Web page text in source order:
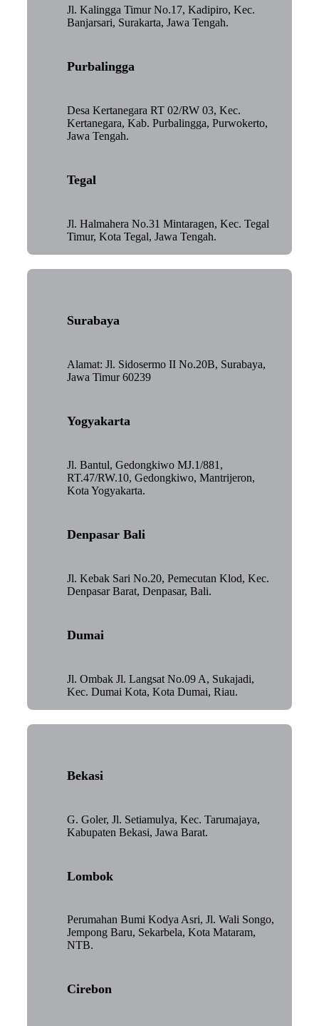
Jl. Kalingga Timur No.17, Kadipiro, Kec.
Banjarsari, Surakarta, Jawa Tengah.
Purbalingga
Desa Kertanegara RT 02/RW 03, Kec.
Kertanegara, Kab. Purbalingga, Purwokerto,
Jawa Tengah.
Tegal
Jl. Halmahera No.31 Mintaragen, Kec. Tegal
Timur, Kota Tegal, Jawa Tengah.
Surabaya
Alamat: Jl. Sidosermo II No.20B, Surabaya,
Jawa Timur 60239
Yogyakarta
Jl. Bantul, Gedongkiwo MJ.1/881,
RT.47/RW.10, Gedongkiwo, Mantrijeron,
Kota Yogyakarta.
Denpasar Bali
Jl. Kebak Sari No.20, Pemecutan Klod, Kec.
Denpasar Barat, Denpasar, Bali.
Dumai
Jl. Ombak Jl. Langsat No.09 A, Sukajadi,
Kec. Dumai Kota, Kota Dumai, Riau.
Bekasi
G. Goler, Jl. Setiamulya, Kec. Tarumajaya,
Kabupaten Bekasi, Jawa Barat.
Lombok
Perumahan Bumi Kodya Asri, Jl. Wali Songo,
Jempong Baru, Sekarbela, Kota Mataram,
NTB.
Cirebon